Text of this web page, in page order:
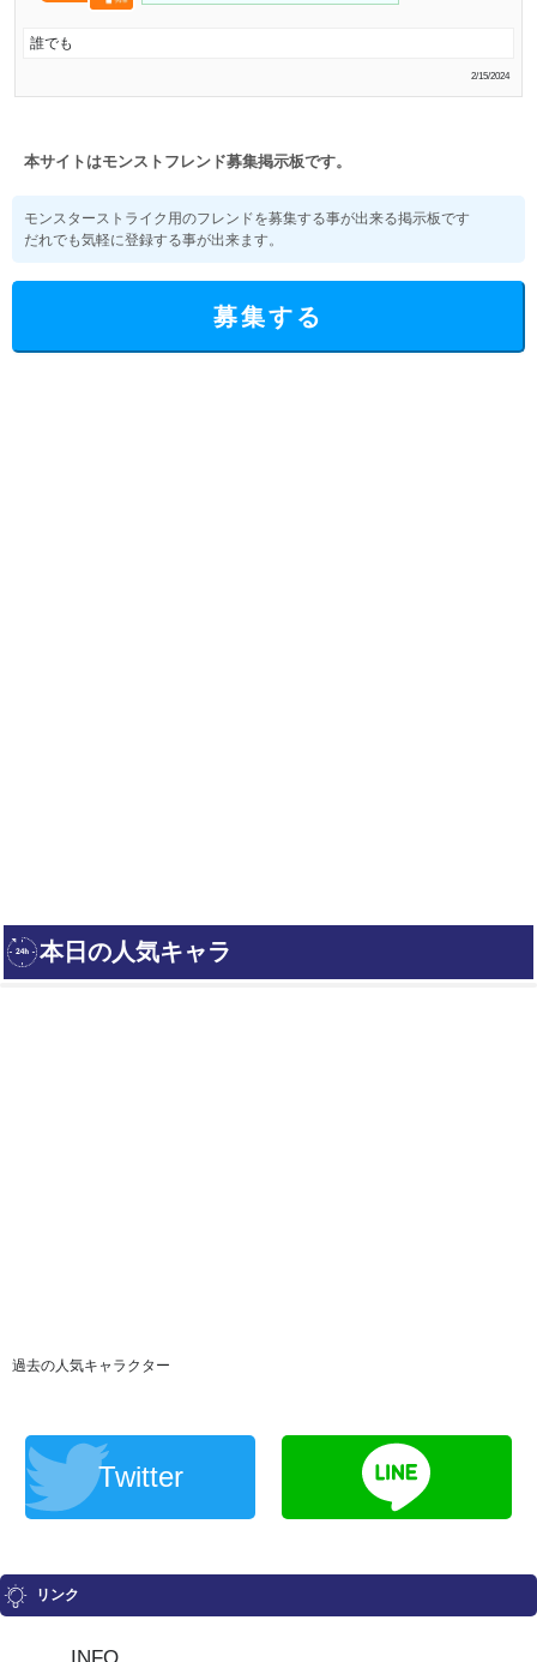
誰でも
2/15/2024
本サイトはモンストフレンド募集掲示板です。
モンスターストライク用のフレンドを募集する事が出来る掲示板です
だれでも気軽に登録する事が出来ます。
募集する
過去の人気キャラクター
Twitter
リンク